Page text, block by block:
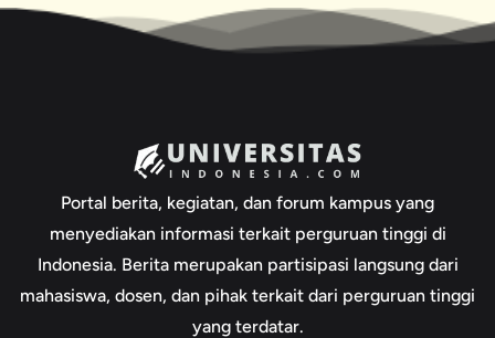
Portal berita, kegiatan, dan forum kampus yang
menyediakan informasi terkait perguruan tinggi di
Indonesia. Berita merupakan partisipasi langsung dari
mahasiswa, dosen, dan pihak terkait dari perguruan tinggi
yang terdatar.